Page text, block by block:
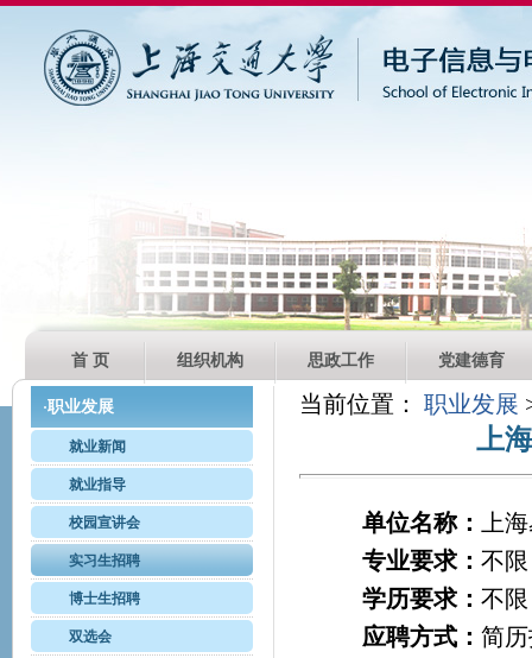
首 页 组织机构 思政工作 党建德育
·职业发展
就业新闻
就业指导
校园宣讲会
实习生招聘
博士生招聘
双选会
当前位置：职业发展
上
单位名称：
上
专业要求：不限
学历要求：不限
应聘方式：简